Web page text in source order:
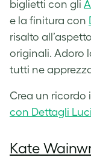
biglietti con gli
e la finitura con
risalto
originali. Adoro
tutti ne
Crea un ricordo
con Dettagli
Kate